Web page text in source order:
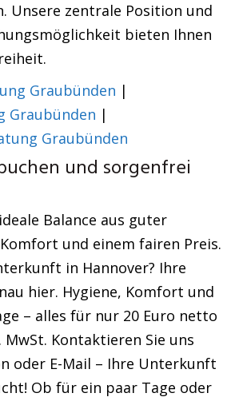
Unsere zentrale Position und
bieten Ihnen
Graubünden |
Graubünden |
Graubünden
und sorgenfrei
Balance aus guter
und einem fairen Preis.
in Hannover? Ihre
hier. Hygiene, Komfort und
– alles für nur 20 Euro netto
Kontaktieren Sie uns
oder E-Mail – Ihre Unterkunft
Ob für ein paar Tage oder